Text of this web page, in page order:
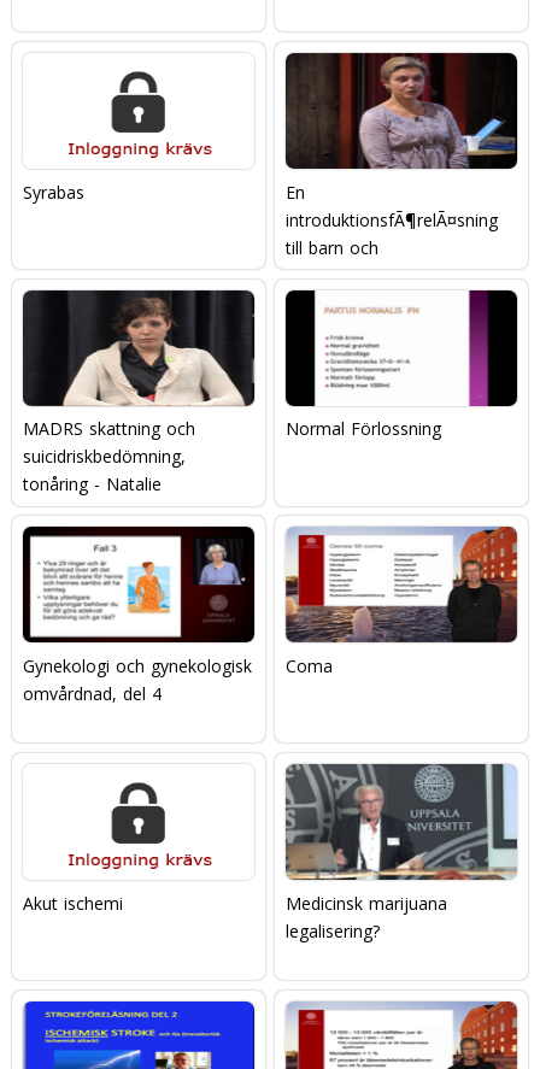
Syrabas
En
introduktionsfÃ¶relÃ¤sning
till barn och
ungdomspsykiatrin
MADRS skattning och
suicidriskbedömning,
tonåring - Natalie
Normal Förlossning
Gynekologi och gynekologisk
omvårdnad, del 4
Coma
Akut ischemi
Medicinsk marijuana 
legalisering?